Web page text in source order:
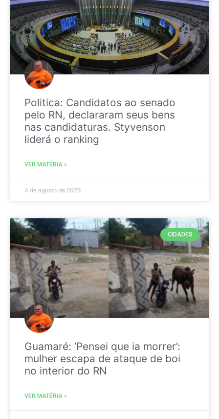
Politica: Candidatos ao senado
pelo RN, declararam seus bens
nas candidaturas. Styvenson
liderá o ranking
VER MATÉRIA »
4 de agosto de 2026
CIDADES
Guamaré: ‘Pensei que ia morrer’:
mulher escapa de ataque de boi
no interior do RN
VER MATÉRIA »